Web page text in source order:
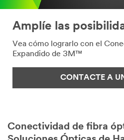
Amplíe las
Vea cómo lograrlo con el
Expandido de 3M™
CONTACTE A
Conectividad de fibra